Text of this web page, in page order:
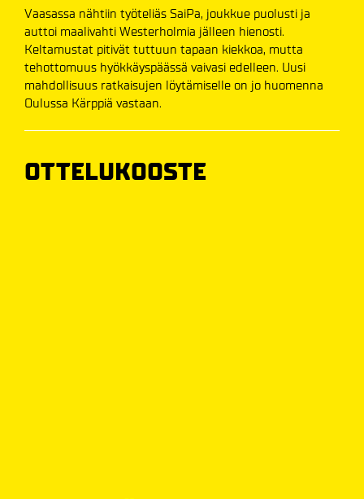
Vaasassa nähtiin työteliäs SaiPa, joukkue puolusti ja
auttoi maalivahti Westerholmia jälleen hienosti.
Keltamustat pitivät tuttuun tapaan kiekkoa, mutta
tehottomuus hyökkäyspäässä vaivasi edelleen. Uusi
mahdollisuus ratkaisujen löytämiselle on jo huomenna
Oulussa Kärppiä vastaan.
OTTELUKOOSTE